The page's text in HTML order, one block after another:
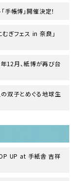
帳博」開催決定！
ぎフェス in 奈良」
12月、紙博が再び台
双子とめぐる地球生
UP at 手紙舎 吉祥